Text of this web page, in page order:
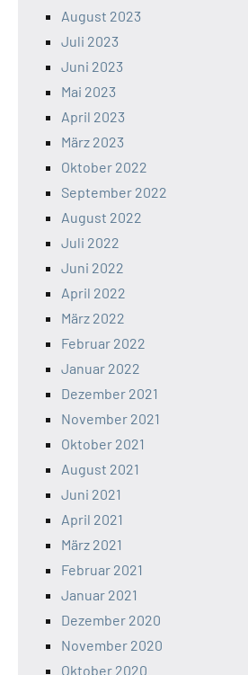
August 2023
Juli 2023
Juni 2023
Mai 2023
April 2023
März 2023
Oktober 2022
September 2022
August 2022
Juli 2022
Juni 2022
April 2022
März 2022
Februar 2022
Januar 2022
Dezember 2021
November 2021
Oktober 2021
August 2021
Juni 2021
April 2021
März 2021
Februar 2021
Januar 2021
Dezember 2020
November 2020
Oktober 2020